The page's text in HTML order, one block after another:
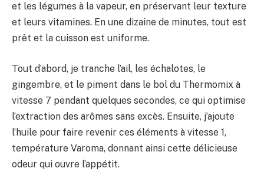
et les légumes à la vapeur, en préservant leur texture
et leurs vitamines. En une dizaine de minutes, tout est
prêt et la cuisson est uniforme.
Tout d’abord, je tranche l’ail, les échalotes, le
gingembre, et le piment dans le bol du Thermomix à
vitesse 7 pendant quelques secondes, ce qui optimise
l’extraction des arômes sans excès. Ensuite, j’ajoute
l’huile pour faire revenir ces éléments à vitesse 1,
température Varoma, donnant ainsi cette délicieuse
odeur qui ouvre l’appétit.